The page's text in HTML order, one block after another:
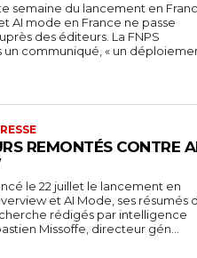
semaine du lancement en
AI mode en France ne passe
des éditeurs. La FNPS
un communiqué, « un
REMONTÉS CONTRE
le 22 juillet le lancement en
et AI Mode, ses résumés
rédigés par intelligence
Missoffe, directeur gén...